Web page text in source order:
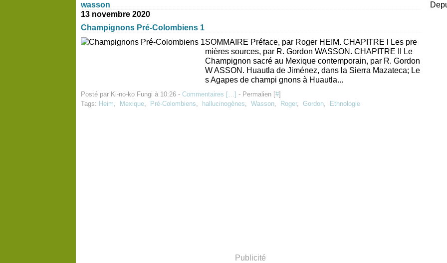
wasson
13 novembre 2020
Champignons Pré-Colombiens 1
SOMMAIRE Préface, par Roger HEIM. CHAPITRE l Les pre
mières sources, par R. Gordon WASSON. CHAPITRE II Le
Champignon sacré au Mexique contemporain, par R. Gordon
W ASSON. Huautla de Jiménez, dans la Sierra Mazateca; Le
s Agapes de champi gnons à Huautla...
Posté par Ki-no-ko Fungi à 10:26 - Commentaires […] - Permalien [#]
Tags: Heim, Mexique, Pré-Colombiens, hallucinogènes, Wasson, Roger, Gordon, Ethnologie
Publicité